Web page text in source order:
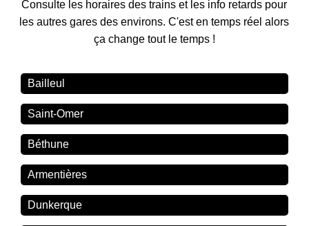
Consulte les horaires des trains et les info retards pour
les autres gares des environs. C'est en temps réel alors
ça change tout le temps !
Bailleul
Saint-Omer
Béthune
Armentières
Dunkerque